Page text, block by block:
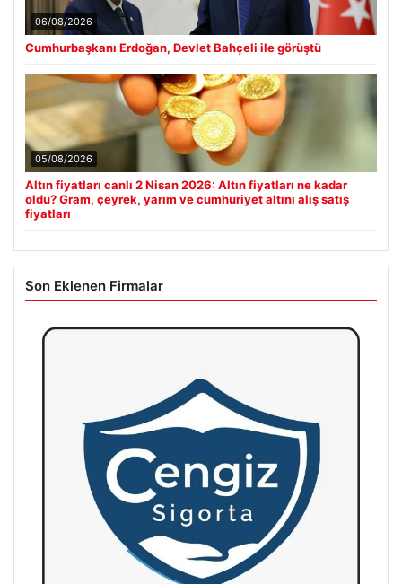
06/08/2026
Cumhurbaşkanı Erdoğan, Devlet Bahçeli ile görüştü
05/08/2026
Altın fiyatları canlı 2 Nisan 2026: Altın fiyatları ne kadar
oldu? Gram, çeyrek, yarım ve cumhuriyet altını alış satış
fiyatları
Son Eklenen Firmalar